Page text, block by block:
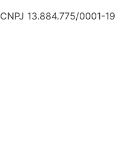
CNPJ 13.884.775/0001-19